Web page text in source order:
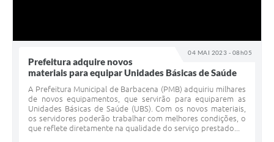
04 MAI 2023 - 08h05
Prefeitura adquire novos
materiais para equipar Unidades Básicas de Saúde
A Prefeitura Municipal de Barbacena (PMB) adquiriu milhares
de novos equipamentos, que servirão para equiparem as
Unidades Básicas de Saúde (UBS). Com os novos materiais,
os servidores poderão trabalhar com melhores condições, o
que reflete diretamente na qualidade do serviço prestado...